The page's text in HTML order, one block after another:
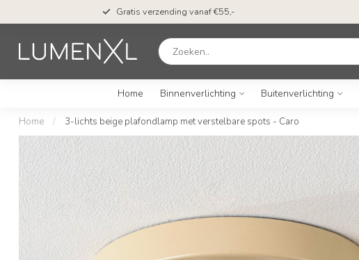
Gratis verzending vanaf €55,-
Home Binnenverlichting Buitenverlichting
Home / 3-lichts beige plafondlamp met verstelbare spots - Caro